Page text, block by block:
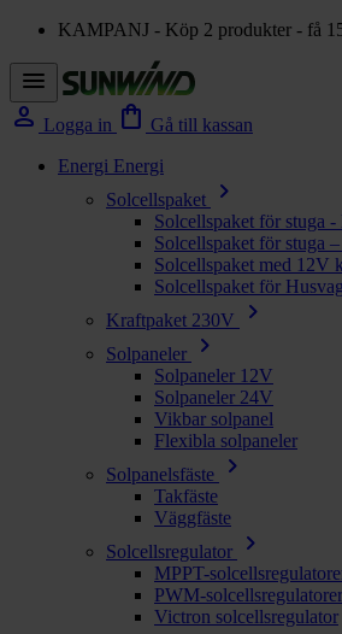
KAMPANJ - Köp 2 produkter - få
menu
person Logga in shopping_bag Gå till kassan
Energi Energi
Solcellspaket
chevron_right
Solcellspaket för stuga
Solcellspaket för stuga
Solcellspaket med 12V
Solcellspaket för
Kraftpaket 230V
chevron_right
Solpaneler chevron_right
Solpaneler 12V
Solpaneler 24V
Vikbar solpanel
Flexibla solpaneler
Solpanelsfäste
chevron_right
Takfäste
Väggfäste
Solcellsregulator
chevron_right
MPPT-
PWM-solcellsregulatorer
Victron solcellsregulator